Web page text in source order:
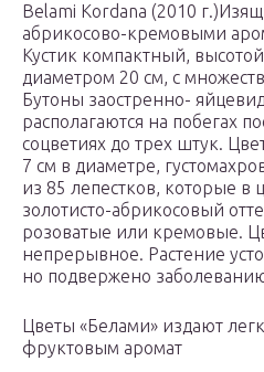
Belami Kordana (2010
абрикосово-кремовыми
Кустик компактный,
диаметром 20 см, с
Бутоны заостренно-
располагаются на побегах
соцветиях до трех штук.
7 см в диаметре,
из 85 лепестков, которые в
золотисто-абрикосовый
розоватые или кремовые.
непрерывное. Растение
но подвержено
Цветы «Белами» издают
фруктовым аромат